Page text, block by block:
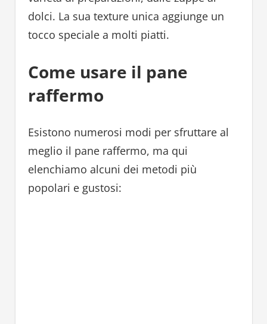
dolci. La sua texture unica aggiunge un
tocco speciale a molti piatti.
Come usare il pane
raffermo
Esistono numerosi modi per sfruttare al
meglio il pane raffermo, ma qui
elenchiamo alcuni dei metodi più
popolari e gustosi: